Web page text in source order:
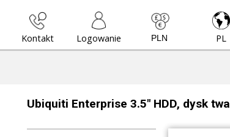
Kontakt Logowanie PL
Ubiquiti Enterprise 3.5" HDD, dysk